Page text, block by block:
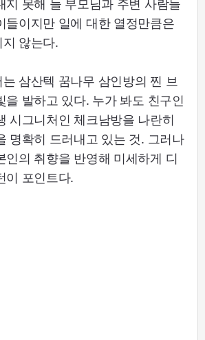
지 못해 늘 부모님과 주변 사람들
들이지만 일에 대한 열정만큼은
않는다.
삼산텍 꿈나무 삼인방의 찐 브
을 발하고 있다. 누가 봐도 친구인
시그니처인 체크남방을 나란히
명확히 드러내고 있는 것. 그러나
인의 취향을 반영해 미세하게 디
이 포인트다.